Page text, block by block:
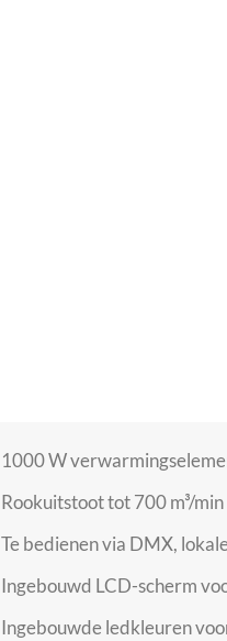
1000 W
Rookuitstoot tot 700 m³/
Te bedienen via DMX,
Ingebouwd LCD-scherm
Ingebouwde ledkleuren